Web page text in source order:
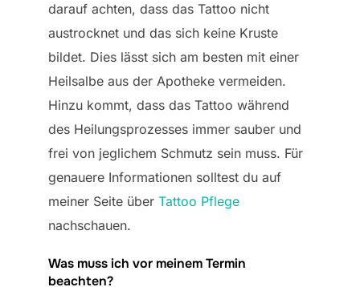
darauf achten, dass das Tattoo nicht
austrocknet und das sich keine Kruste
bildet. Dies lässt sich am besten mit einer
Heilsalbe aus der Apotheke vermeiden.
Hinzu kommt, dass das Tattoo während
des Heilungsprozesses immer sauber und
frei von jeglichem Schmutz sein muss. Für
genauere Informationen solltest du auf
meiner Seite über Tattoo Pflege
nachschauen.
Was muss ich vor meinem Termin
beachten?